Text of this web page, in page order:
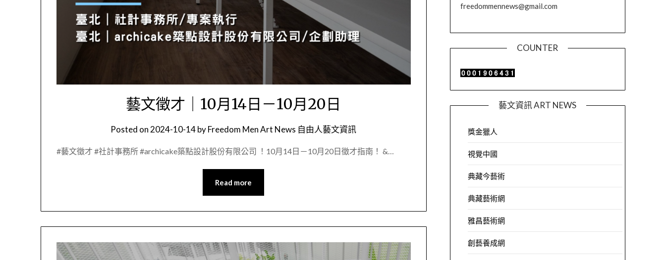
藝文徵才｜10月14日－10月20日
Posted on 2024-10-14byFreedom Men Art News 自由人藝文資訊
#藝文徵才 #社計事務所 #archicake築點設計股份有限公司 ！10月14日－10月20日徵才指南！ &…
Read more
freedommennews@gmail.com
COUNTER
藝文資訊 ART NEWS
獎金獵人
視覺中國
典藏今藝術
典藏藝術網
雅昌藝術網
創藝養成網